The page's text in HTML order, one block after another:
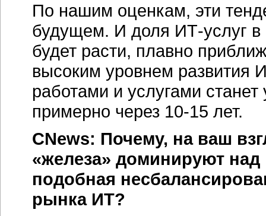
По нашим оценкам, эти
будущем. И доля ИТ-услуг
будет расти, плавно
высоким уровнем развития
работами и услугами
примерно через 10-15 лет.
CNews: Почему, на ваш
«железа» доминируют
подобная
рынка ИТ?